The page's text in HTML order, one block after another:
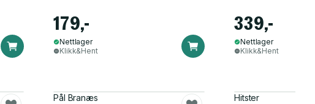
179,-
Nettlager
Klikk&Hent
339,-
Nettlager
Klikk&Hent
Pål Branæs Hitster